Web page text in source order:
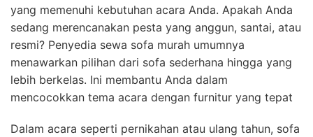
yang memenuhi kebutuhan acara Anda. Apakah Anda
sedang merencanakan pesta yang anggun, santai, atau
resmi? Penyedia sewa sofa murah umumnya
menawarkan pilihan dari sofa sederhana hingga yang
lebih berkelas. Ini membantu Anda dalam
mencocokkan tema acara dengan furnitur yang tepat
Dalam acara seperti pernikahan atau ulang tahun, sofa